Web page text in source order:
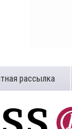
рассылка